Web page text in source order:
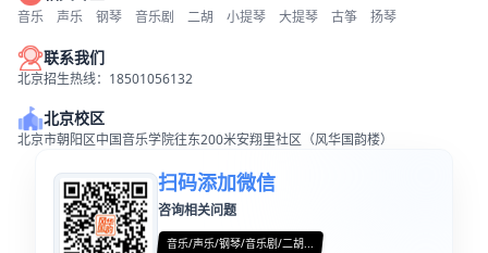
音乐 声乐 钢琴 音乐剧 二胡 小提琴 大提琴 古筝 扬琴
联系我们
北京招生热线：18501056132
北京校区
北京市朝阳区中国音乐学院往东200米安翔里社区（风华国韵楼）
扫码添加微信
咨询相关问题
音乐/声乐/钢琴/音乐剧/二胡...